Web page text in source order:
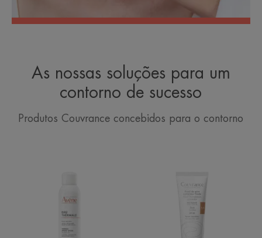
As nossas soluções para um
contorno de sucesso
Produtos Couvrance concebidos para o contorno
de
termal
Fluida
Corretora
Dourado